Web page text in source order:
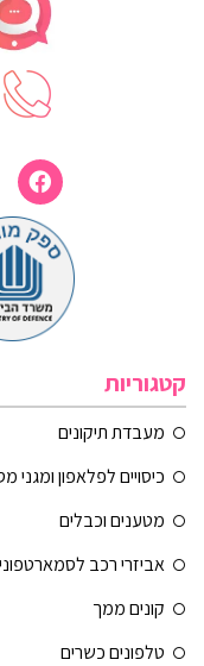
קטגוריות
מעבדת תיקונים
כיסויים לפלאפון ומגני
מטענים וכבלים
אביזרי רכב
קונים ממך
טלפונים כשרים